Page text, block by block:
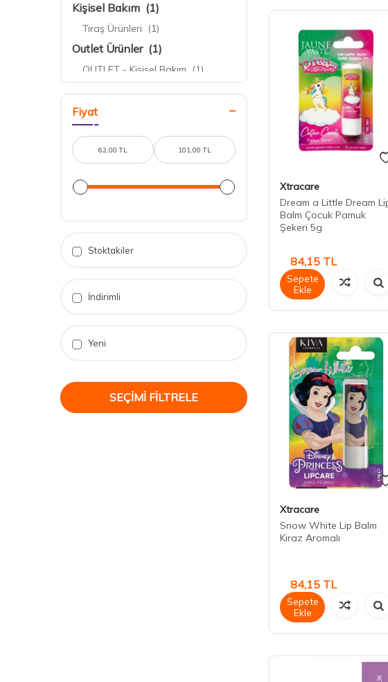
Kişisel Bakım (1)
Tıraş Ürünleri (1)
Outlet Ürünler(1)
OUTLET - Kişisel Bakım (1)
Fiyat
Stoktakiler
İndirimli
Yeni
SEÇIMI FILTRELE
Xtracare
Dream a Little Dream
Balm Çocuk Pamuk
Şekeri 5g
84,15 TL
Sepete
Ekle
Xtracare
Snow White Lip Balm
Kiraz Aromalı
84,15 TL
Sepete
Ekle